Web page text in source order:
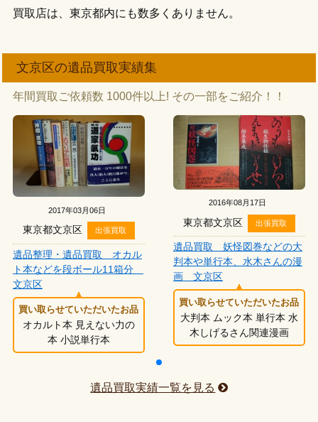
買取店は、東京都内にも数多くありません。
文京区の遺品買取実績集
年間買取ご依頼数 1000件以上! その一部をご紹介！！
2017年03月06日
東京都文京区 出張買取
遺品整理・遺品買取 オカル
ト本などを段ボール11箱分
文京区
買い取らせていただいたお品
オカルト本 見えない力の
本 小説単行本
2016年08月17日
東京都文京区 出張買取
遺品買取 妖怪図巻などの大
判本や単行本、水木さんの漫
画 文京区
買い取らせていただいたお品
大判本 ムック本 単行本 水
木しげるさん関連漫画
遺品買取実績一覧を見る